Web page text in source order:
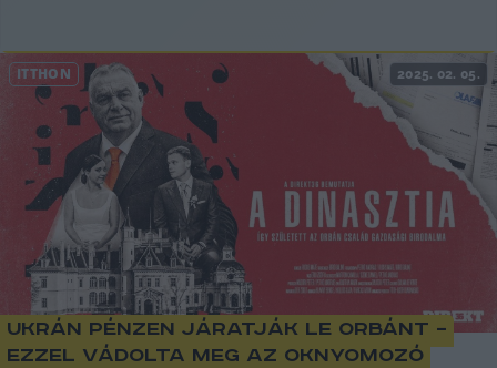
ITTHON 2025. 02. 05.
Ukrán pénzen járatják le Orbánt –
ezzel vádolta meg az oknyomozó